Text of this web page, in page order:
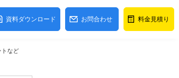
資料ダウンロード お問合わせ 料金見積り
トなど